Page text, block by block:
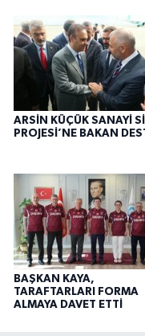
ARSİN KÜÇÜK SANAYİ
PROJESİ’NE BAKAN
BAŞKAN KAYA,
TARAFTARLARI FORMA
ALMAYA DAVET ETTİ